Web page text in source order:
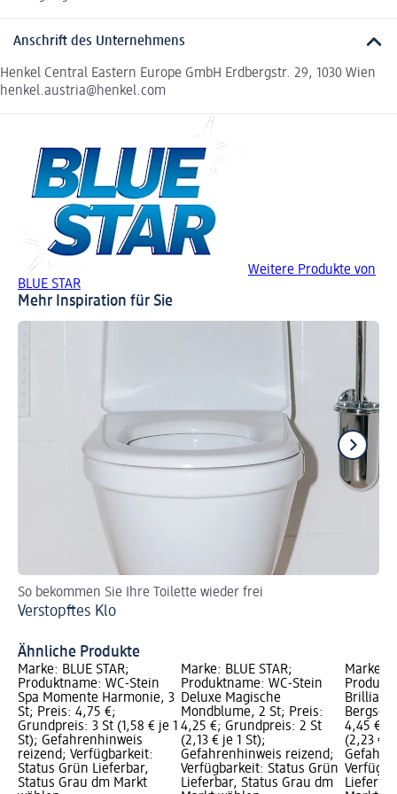
Anschrift des Unternehmens
Henkel Central Eastern Europe GmbH Erdbergstr. 29, 1030 Wien
henkel.austria@henkel.com
Weitere Produkte von
BLUE STAR
Mehr Inspiration für Sie
So bekommen Sie Ihre Toilette wieder frei
Verstopftes Klo
Ähnliche Produkte
Marke: BLUE STAR;
Produktname: WC-Stein
Spa Momente Harmonie, 3
St; Preis: 4,75 €;
Grundpreis: 3 St (1,58 € je 1
St); Gefahrenhinweis
reizend; Verfügbarkeit:
Status Grün Lieferbar,
Status Grau dm Markt
Marke: BLUE STAR;
Produktname: WC-Stein
Deluxe Magische
Mondblume, 2 St; Preis:
4,25 €; Grundpreis: 2 St
(2,13 € je 1 St);
Gefahrenhinweis reizend;
Verfügbarkeit: Status Grün
Lieferbar, Status Grau dm
Marke:
Brilliant
4,45 €;
(2,23 €